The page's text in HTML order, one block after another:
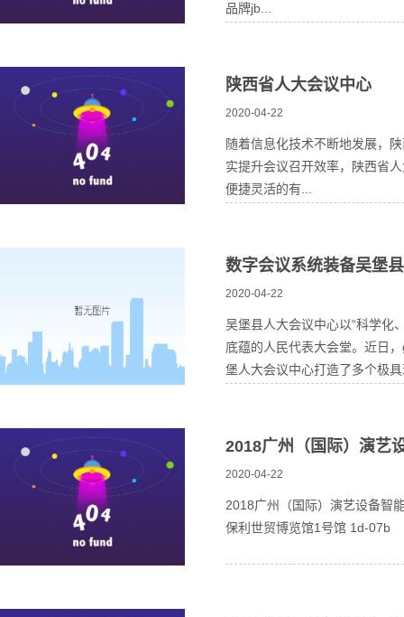
品牌jb...
陕西省人大会议中心
2020-04-22
随着信息化技术不断地发展，
实提升会议召开效率，陕西省
便捷灵活的有...
数字会议系统装备吴堡
2020-04-22
吴堡县人大会议中心以“科学化
底蕴的人民代表大会堂。近日
堡人大会议中心打造了多个极
2018广州（国际）演艺
2020-04-22
2018广州（国际）演艺设备智
保利世贸博览馆1号馆 1d-07b